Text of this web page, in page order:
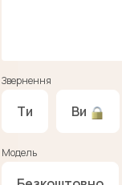
Звернення
Ти Ви
Модель